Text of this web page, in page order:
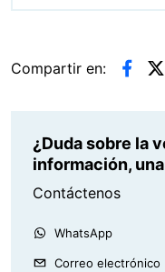
Compartir en:
¿Duda sobre la
información,
Contáctenos
WhatsApp
Correo electrónico